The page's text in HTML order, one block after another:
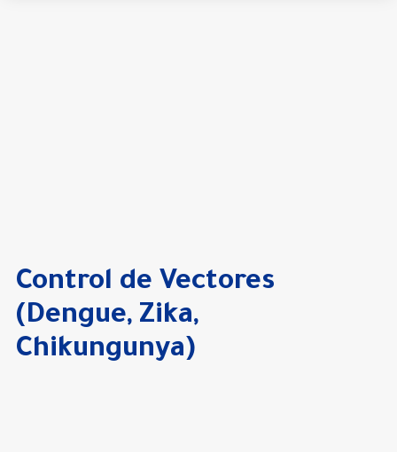
Control de Vectores
(Dengue, Zika,
Chikungunya)